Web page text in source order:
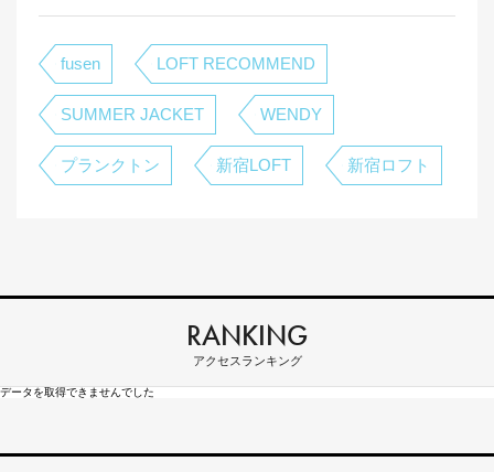
fusen LOFT RECOMMEND
SUMMER JACKET WENDY
プランクトン 新宿LOFT 新宿ロフト
RANKING
アクセスランキング
データを取得できませんでした